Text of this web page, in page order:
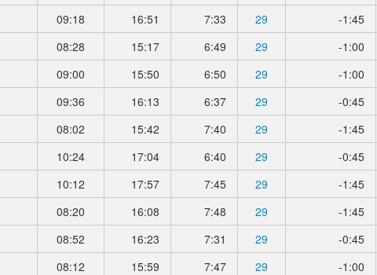
09:18 16:51 7:33 29 -1:45
08:28 15:17 6:49 29 -1:00
09:00 15:50 6:50 29 -1:00
09:36 16:13 6:37 29 -0:45
08:02 15:42 7:40 29 -1:45
10:24 17:04 6:40 29 -0:45
10:12 17:57 7:45 29 -1:45
08:20 16:08 7:48 29 -1:45
08:52 16:23 7:31 29 -0:45
08:12 15:59 7:47 29 -1:00